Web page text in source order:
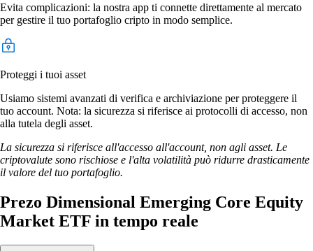
Evita complicazioni: la nostra app ti connette direttamente al mercato
per gestire il tuo portafoglio cripto in modo semplice.
Proteggi i tuoi asset
Usiamo sistemi avanzati di verifica e archiviazione per proteggere il
tuo account. Nota: la sicurezza si riferisce ai protocolli di accesso, non
alla tutela degli asset.
La sicurezza si riferisce all'accesso all'account, non agli asset. Le
criptovalute sono rischiose e l'alta volatilità può ridurre drasticamente
il valore del tuo portafoglio.
Prezo Dimensional Emerging Core Equity
Market ETF in tempo reale